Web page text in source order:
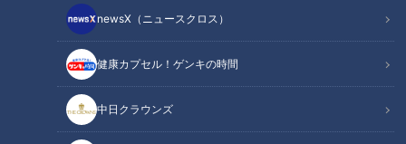
newsX（ニュースクロス）
健康カプセル！ゲンキの時間
中日クラウンズ
2020/01/31 19:00